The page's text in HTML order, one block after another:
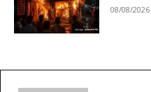
08/08/2026